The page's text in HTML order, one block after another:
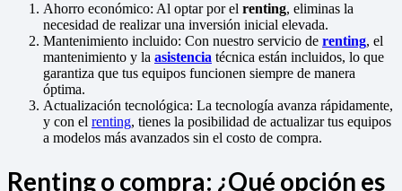
Ahorro económico: Al optar por el renting, eliminas la
necesidad de realizar una inversión inicial elevada.
Mantenimiento incluido: Con nuestro servicio de renting, el
mantenimiento y la asistencia técnica están incluidos, lo que
garantiza que tus equipos funcionen siempre de manera
óptima.
Actualización tecnológica: La tecnología avanza rápidamente,
y con el renting, tienes la posibilidad de actualizar tus equipos
a modelos más avanzados sin el costo de compra.
Renting o compra: ¿Qué opción es